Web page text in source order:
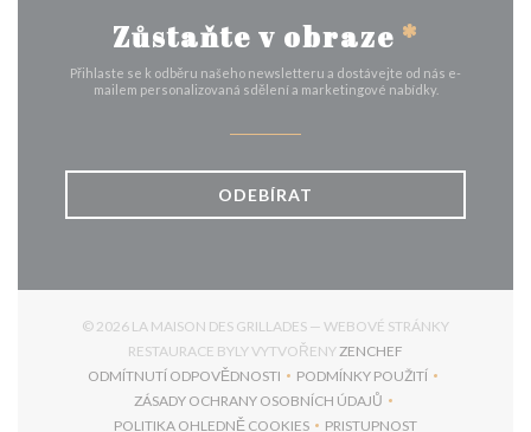
Zůstaňte v obraze *
Přihlaste se k odběru našeho newsletteru a dostávejte od nás e-
mailem personalizovaná sdělení a marketingové nabídky.
ODEBÍRAT
© 2026 LA MAISON DES GRILLADES — WEBOVÉ STRÁNKY
RESTAURACE BYLY VYTVOŘENYZENCHEF
ODMÍTNUTÍ ODPOVĚDNOSTI
((OTEVŘE SE V NOVÉM OKNĚ))
PODMÍNKY POUŽITÍ
((OTEVŘE SE V NOVÉM
ZÁSADY OCHRANY OSOBNÍCH ÚDAJŮ
((OTEVŘE SE V NOVÉM OKNĚ))
POLITIKA OHLEDNĚ COOKIES
PRISTUPNOST